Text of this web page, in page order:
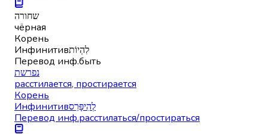
שחורה
чёрная
Корень
Инфинитивלִהְיוֹת
Перевод инф.быть
נפרשת
расстилается, простирается
Корень
Инфинитивלְהִיפָּּרֵס
Перевод инф.расстилаться/простираться